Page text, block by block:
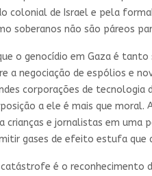
colonial de Israel e pela
soberanos não são páreos
o genocídio em Gaza é
a negociação de espólios e
corporações de
a ele é mais que
crianças e jornalistas em
gases de efeito estufa que
catástrofe é o